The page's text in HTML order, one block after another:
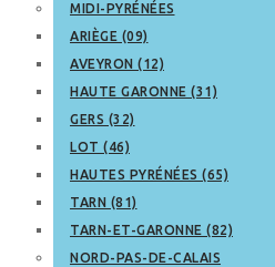
MIDI-PYRÉNÉES
ARIÈGE (09)
AVEYRON (12)
HAUTE GARONNE (31)
GERS (32)
LOT (46)
HAUTES PYRÉNÉES (65)
TARN (81)
TARN-ET-GARONNE (82)
NORD-PAS-DE-CALAIS